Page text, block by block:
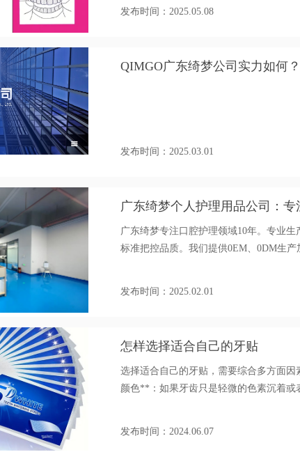
发布时间：2025.05.08
QIMGO广东绮梦公司实力如何？
发布时间：2025.03.01
广东绮梦个人护理用品公司：
与贴牌定制
广东绮梦专注口腔护理领域10年。专业
标准把控品质。我们提供0EM、0DM生
发布时间：2025.02.01
怎样选择适合自己的牙贴
选择适合自己的牙贴，需要综合多方面
颜色**：如果牙齿只是轻微的色素沉着或
发布时间：2024.06.07